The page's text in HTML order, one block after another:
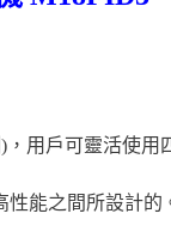
用戶可靈活使用
性能之間所設計